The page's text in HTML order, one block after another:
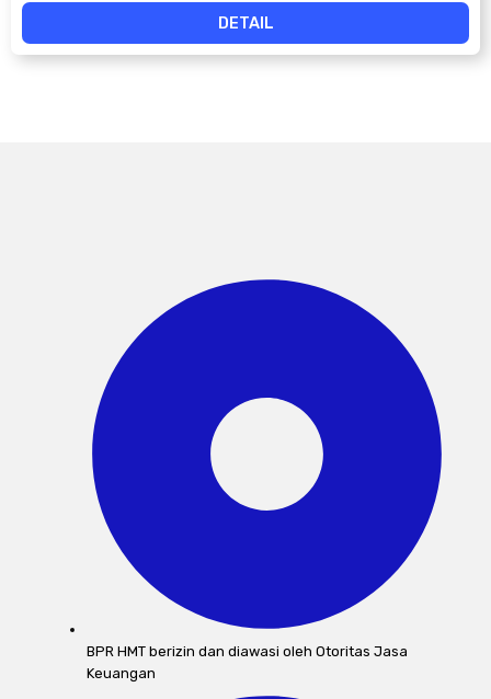
DETAIL
BPR HMT berizin dan diawasi oleh Otoritas Jasa
Keuangan